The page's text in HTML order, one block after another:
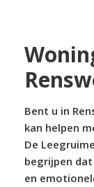
Bent u in
kan helpen
De
begrijpen
en